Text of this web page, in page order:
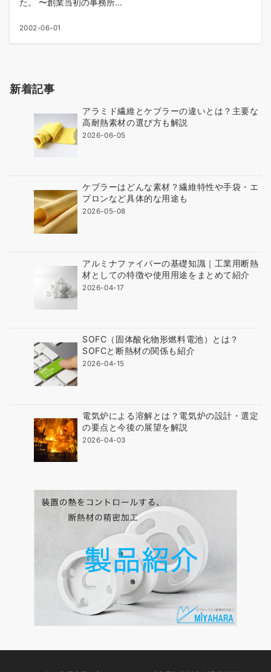
た。 〜創業当初の事務所...
2002-06-01
新着記事
アラミド繊維とケブラーの違いとは？主要な
高耐熱素材の選び方も解説
2026-06-05
ケブラーはどんな素材？繊維特性や手袋・エ
プロンなど具体的な用途も
2026-05-08
アルミナファイバーの基礎知識｜工業用断熱
材としての特徴や使用用途をまとめて紹介
2026-04-17
SOFC（固体酸化物形燃料電池）とは？
SOFCと断熱材の関係も紹介
2026-04-15
電気炉による溶解とは？電気炉の設計・選定
の要点と今後の展望を解説
2026-04-03